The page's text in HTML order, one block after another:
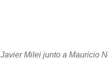
Javier Milei junto a Mauricio